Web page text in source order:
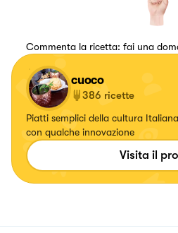
Commenta la ricetta: fai una
cuoco
386 ricette
Piatti semplici della cultura
con qualche innovazione
Visita il